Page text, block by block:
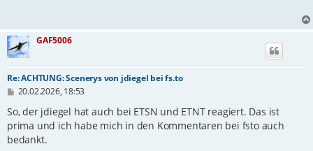
GAF5006
Re: ACHTUNG: Scenerys von jdiegel bei fs.to
B
i
r
a
20.02.2026, 18:53
So, der jdiegel hat auch bei ETSN und ETNT reagiert. Das ist
prima und ich habe mich in den Kommentaren bei fsto auch
bedankt.